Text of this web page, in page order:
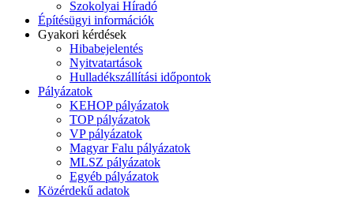
Szokolyai Híradó
Építésügyi információk
Gyakori kérdések
Hibabejelentés
Nyitvatartások
Hulladékszállítási időpontok
Pályázatok
KEHOP pályázatok
TOP pályázatok
VP pályázatok
Magyar Falu pályázatok
MLSZ pályázatok
Egyéb pályázatok
Közérdekű adatok